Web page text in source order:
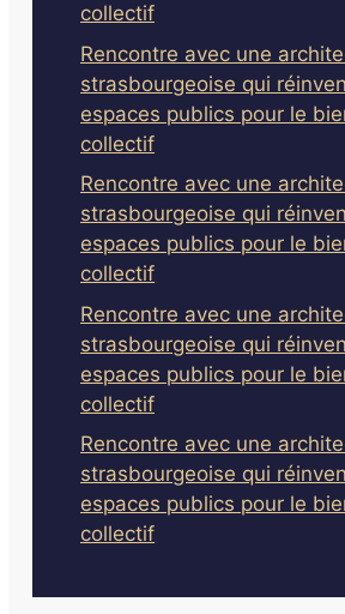
collectif
Rencontre avec une
strasbourgeoise qui
espaces publics pour le
collectif
Rencontre avec une
strasbourgeoise qui
espaces publics pour le
collectif
Rencontre avec une
strasbourgeoise qui
espaces publics pour le
collectif
Rencontre avec une
strasbourgeoise qui
espaces publics pour le
collectif